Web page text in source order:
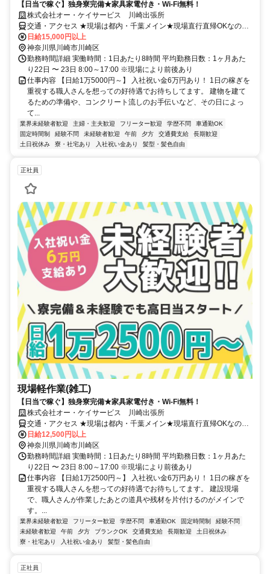
【日当で稼ぐ】独身寮完備★家具家電付き・Wi-Fi無料！
株式会社オー・ケイサービス 川崎出張所
交通・アクセス ★現場は都内・千葉メイン★現場直行直帰OKなの
で、事務所に立ち寄る必要はありません！「京急大師線川崎大師駅」
徒歩1分
日給15,000円以上
神奈川県川崎市川崎区
勤務時間詳細 実働時間：1日あたり8時間 平均勤務日数：1ヶ月あた
り22日 〜 23日 8:00～17:00 ※現場により前後あり
仕事内容 【日給1万5000円～】 入社祝い金6万円あり！ 1日の稼ぎを
重視する職人さんを想っての好待遇でお待ちしてます。 建物を建て
るための準備や、コンクリート流しのお手伝いなど、その日によっ
て...
業界未経験者歓迎 主婦・主夫歓迎 フリーター歓迎 学歴不問
車通勤OK
固定時間制
経験不問 未経験者歓迎 午前 夕方 交通費支給
長期歓迎
土日祝休み
寮・社宅あり 入社祝い金あり 髪型・髪色自由
正社員
現場軽作業(雑工)
【日当で稼ぐ】独身寮完備★家具家電付き・Wi-Fi無料！
株式会社オー・ケイサービス 川崎出張所
交通・アクセス ★現場は都内・千葉メイン★現場直行直帰OKなの
で、事務所に立ち寄る必要はありません！「京急大師線川崎大師駅」
徒歩1分
日給12,500円以上
神奈川県川崎市川崎区
勤務時間詳細 実働時間：1日あたり8時間 平均勤務日数：1ヶ月あた
り22日 〜 23日 8:00～17:00 ※現場により前後あり
仕事内容 【日給1万2500円～】 入社祝い金6万円あり！ 1日の稼ぎを
重視する職人さんを想っての好待遇でお待ちしてます。 建設現場
で、職人さんが作業したあとの道具や残材を片付けるのがメインで
す。...
業界未経験者歓迎 フリーター歓迎 学歴不問 車通勤OK 固定時間制
経験不問
未経験者歓迎
午前 夕方 ブランクOK 交通費支給 長期歓迎
土日祝休み
寮・社宅あり
入社祝い金あり 髪型・髪色自由
正社員